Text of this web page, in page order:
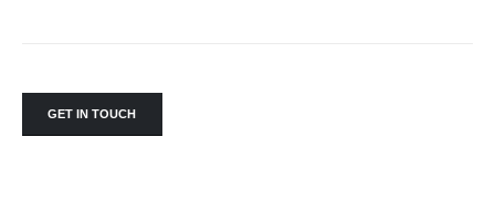
GET IN TOUCH